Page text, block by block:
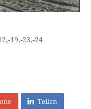
19,-23,-24
Teilen